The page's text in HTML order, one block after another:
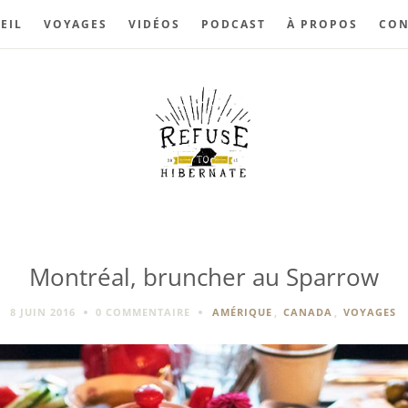
VOYAGES VIDÉOS PODCAST À PROPOS
Montréal, bruncher au Sparrow
8 JUIN 2016 0 COMMENTAIRE AMÉRIQUE , CANADA , VOYAGES